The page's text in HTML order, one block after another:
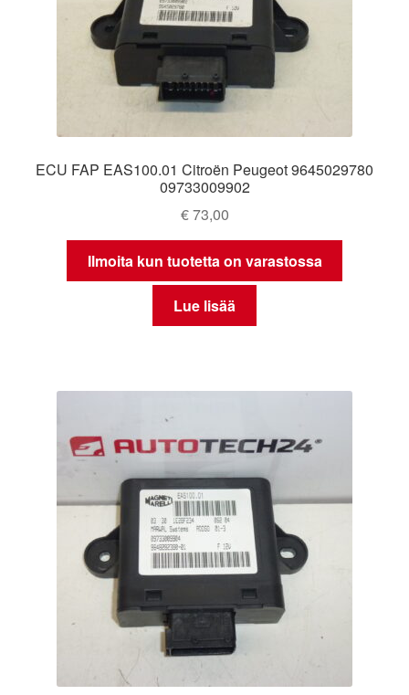
ECU FAP EAS100.01 Citroën Peugeot 9645029780
09733009902
€73,00
Ilmoita kun tuotetta on varastossa
Lue lisää